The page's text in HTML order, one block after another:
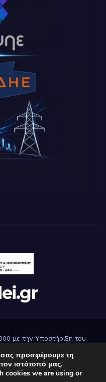
με την Υποστήριξη του
από Themeansar
ΕγγραφήΌροι Χρήσης
προσφέρουμε τη
ιστότοπό μας.
cookies we are using or